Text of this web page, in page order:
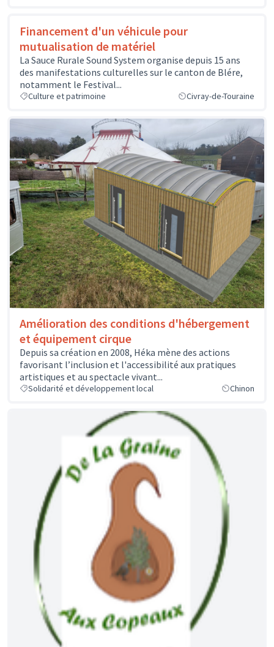
Financement d'un véhicule pour
mutualisation de matériel
La Sauce Rurale Sound System organise depuis 15 ans
des manifestations culturelles sur le canton de Blére,
notamment le Festival...
Culture et patrimoine Civray-de-Touraine
Amélioration des conditions d'hébergement
et équipement cirque
Depuis sa création en 2008, Héka mène des actions
favorisant l’inclusion et l'accessibilité aux pratiques
artistiques et au spectacle vivant...
Solidarité et développement local Chinon